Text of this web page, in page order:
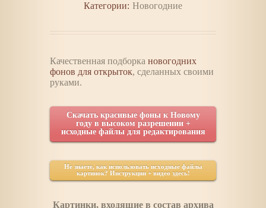
Категории: Новогодние
Качественная подборка новогодних
фонов для открыток, сделанных своими
руками.
Скачать красивые фоны к Новому
году в высоком разрешении +
исходные файлы для редактирования
Не знаете, как использовать исходные файлы
картинок? Инструкции + видео здесь!
Картинки, входящие в состав архива